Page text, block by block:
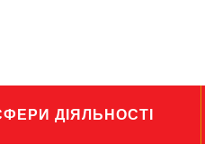
ДІЯЛЬНОСТІ